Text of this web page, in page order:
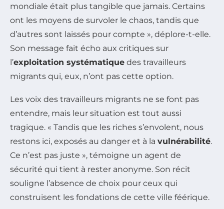
mondiale était plus tangible que jamais. Certains
ont les moyens de survoler le chaos, tandis que
d’autres sont laissés pour compte », déplore-t-elle.
Son message fait écho aux critiques sur
l’exploitation systématique des travailleurs
migrants qui, eux, n’ont pas cette option.
Les voix des travailleurs migrants ne se font pas
entendre, mais leur situation est tout aussi
tragique. « Tandis que les riches s’envolent, nous
restons ici, exposés au danger et à la vulnérabilité.
Ce n’est pas juste », témoigne un agent de
sécurité qui tient à rester anonyme. Son récit
souligne l’absence de choix pour ceux qui
construisent les fondations de cette ville féérique.